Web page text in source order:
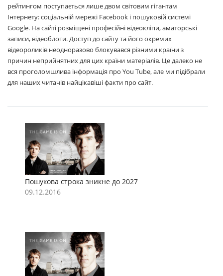
рейтингом поступається лише двом світовим гігантам
Інтернету: соціальній мережі Facebook і пошуковій системі
Google. На сайті розміщені професійні відеокліпи, аматорські
записи, відеоблоги. Доступ до сайту та його окремих
відеороликів неодноразово блокувався різними країни з
причин неприйнятних для цих країни матеріалів. Це далеко не
вся проголомшлива інформація про You Tube, але ми підібрали
для наших читачів найцікавіші факти про сайт.
Пошукова строка зникне до 2027
09.12.2016